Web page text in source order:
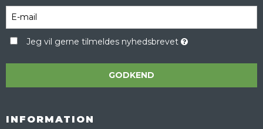
Jeg vil gerne tilmeldes nyhedsbrevet
GODKEND
INFORMATION